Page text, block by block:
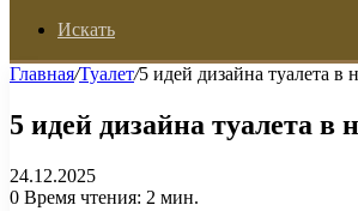
Искать
Главная/Туалет/5 идей дизайна туалета в
5 идей дизайна туалета в
24.12.2025
0 Время чтения: 2 мин.